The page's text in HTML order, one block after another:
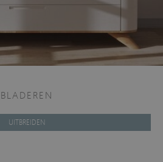
BLADEREN
UITBREIDEN